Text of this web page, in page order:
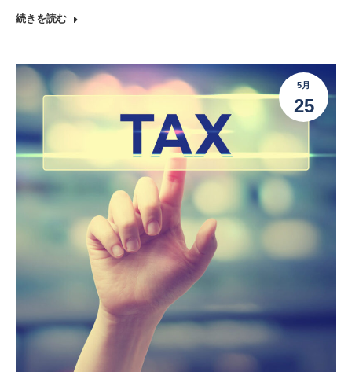
続きを読む
5月
25